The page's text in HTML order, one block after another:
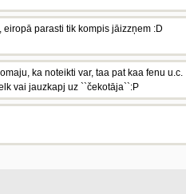
parasti tik kompis jāizzņem :D
ka noteikti var, taa pat kaa fenu u.c.
vai jauzkapj uz ``čekotāja``:P